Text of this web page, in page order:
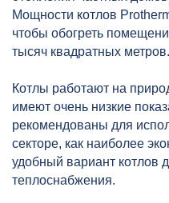
Мощности котлов
чтобы обогреть
тысяч квадратных метров.
Котлы работают на
имеют очень низкие
рекомендованы для
секторе, как наиболее
удобный вариант котлов
теплоснабжения.